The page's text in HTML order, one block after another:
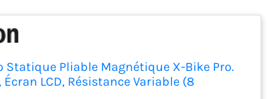
Statique Pliable Magnétique X-Bike Pro.
LCD, Résistance Variable (8